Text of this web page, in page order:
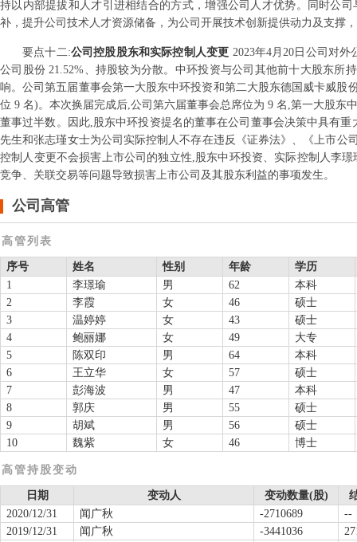
持以内部提拔和人才引进相结合的方式，增强公司人才优势。同时公
补，提升公司技术人才资源储备，为公司开展技术创新提供动力及支撑
要点十二:公司控股股东和实际控制人变更 2023年4月20日公司对
公司股份 21.52%、持股较为分散。中环投资与公司其他前十大股东所
响。公司第五届董事会第一大股东中环投资和第二大股东德国威卡威
位 9 名)。本次换届完成后,公司第六届董事会总席位为 9 名,第一大股
董事过半数。因此,股东中环投资提名的董事在公司董事会决策中具有
先生和张志瑾女士为公司实际控制人不存在违反《证券法》、《上市
控制人变更不会损害上市公司的独立性,股东中环投资、实际控制人李
竞争、关联交易等问题导致损害上市公司及其股东利益的事项发生。
公司高管
高管列表
序号 姓名 性别 年龄
学历
1
李璟瑜 男 62
本科
2
李霞 女 46
硕士
3
温婷婷 女 43
硕士
4
鲍丽娜 女 49
大专
5
陈双印 男 64
本科
6
王立华 女 57
硕士
7
彭海波 男 47
本科
8
郭庆 男 55
硕士
9
胡斌 男 56
硕士
10
魏紫 女 46 博士
高管持股变动
日期 变动人 变动数量(股)
2020/12/31
闻广秋 -2710689
--
2019/12/31
闻广秋 -3441036